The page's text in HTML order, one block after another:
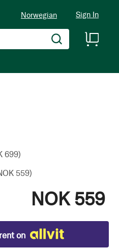
Norwegian Sign In
699)
559)
NOK 559
on